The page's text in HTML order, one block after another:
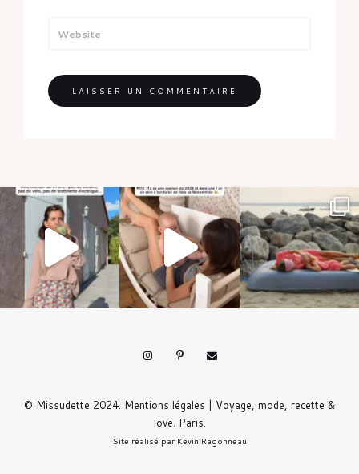
© Missudette 2024. Mentions légales | Voyage, mode, recette &
love. Paris.
Site réalisé par Kevin Ragonneau